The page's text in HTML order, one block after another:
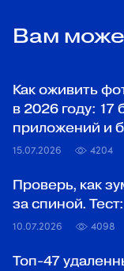
Вам
Как оживить
в 2026 году: 17
приложений и
15.07.2026 4204
Проверь, как
за спиной.
10.07.2026 4098
Топ‑47